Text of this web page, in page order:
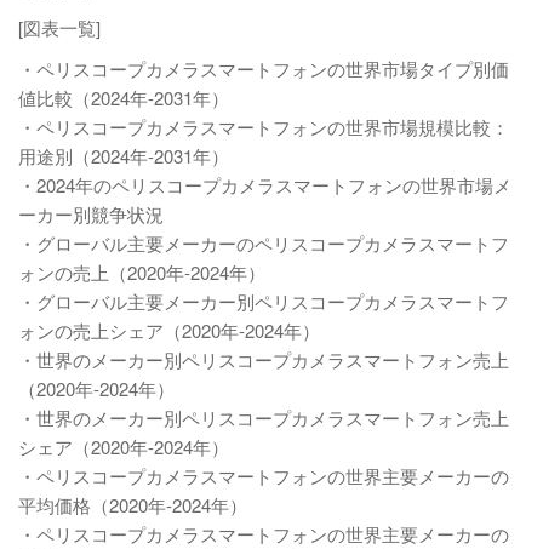
[図表一覧]
・ペリスコープカメラスマートフォンの世界市場タイプ別価
値比較（2024年-2031年）
・ペリスコープカメラスマートフォンの世界市場規模比較：
用途別（2024年-2031年）
・2024年のペリスコープカメラスマートフォンの世界市場メ
ーカー別競争状況
・グローバル主要メーカーのペリスコープカメラスマートフ
ォンの売上（2020年-2024年）
・グローバル主要メーカー別ペリスコープカメラスマートフ
ォンの売上シェア（2020年-2024年）
・世界のメーカー別ペリスコープカメラスマートフォン売上
（2020年-2024年）
・世界のメーカー別ペリスコープカメラスマートフォン売上
シェア（2020年-2024年）
・ペリスコープカメラスマートフォンの世界主要メーカーの
平均価格（2020年-2024年）
・ペリスコープカメラスマートフォンの世界主要メーカーの